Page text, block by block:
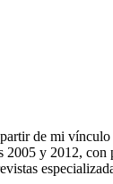
de mi
y 2012,